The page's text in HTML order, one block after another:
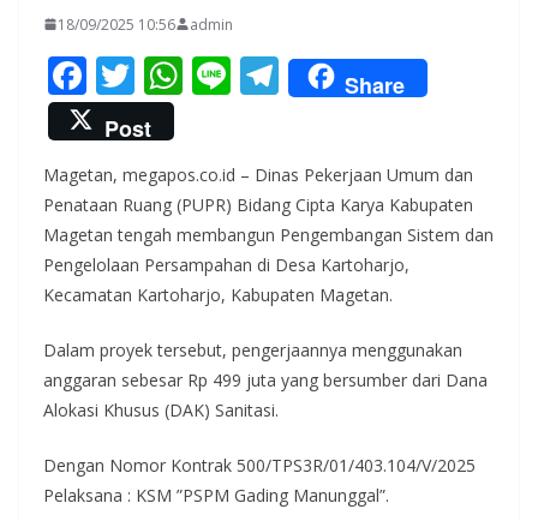
18/09/2025 10:56 admin
F
ac
e
b
o
o
k
T
w
itt
er
W
s
A
p
p
Li T
el
gr
a
m
Share
Post
Magetan, megapos.co.id – Dinas Pekerjaan Umum dan
Penataan Ruang (PUPR) Bidang Cipta Karya Kabupaten
Magetan tengah membangun Pengembangan Sistem dan
Pengelolaan Persampahan di Desa Kartoharjo,
Kecamatan Kartoharjo, Kabupaten Magetan.
Dalam proyek tersebut, pengerjaannya menggunakan
anggaran sebesar Rp 499 juta yang bersumber dari Dana
Alokasi Khusus (DAK) Sanitasi.
Dengan Nomor Kontrak 500/TPS3R/01/403.104/V/2025
Pelaksana : KSM ”PSPM Gading Manunggal”.